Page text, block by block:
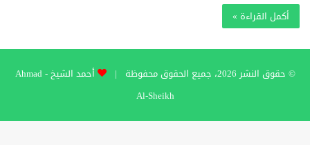
أكمل القراءة »
© حقوق النشر 2026، جميع الحقوق محفوظة |
أحمد الشيخ - Ahmad
Al-Sheikh